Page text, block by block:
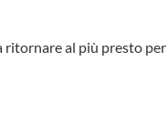
al più presto